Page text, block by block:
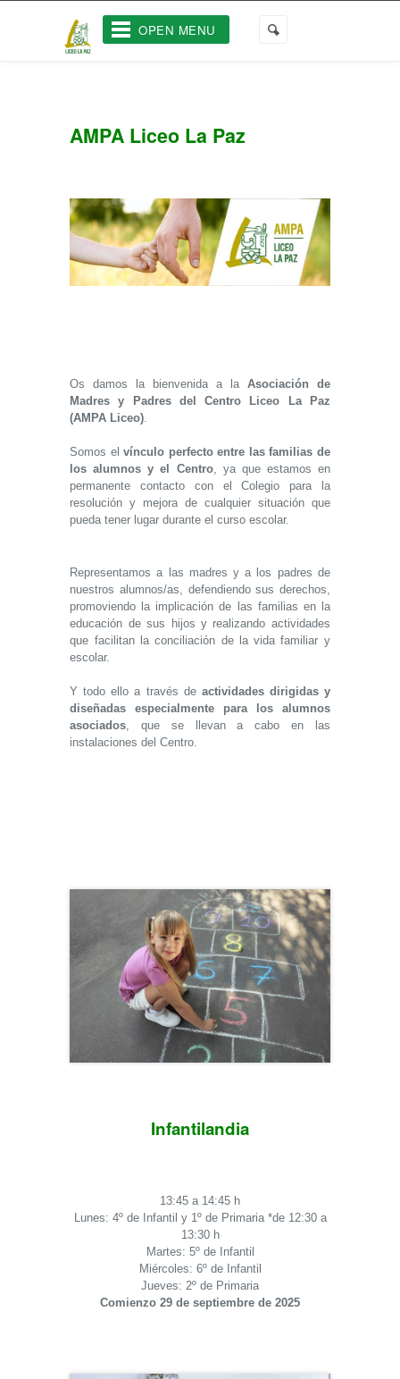
OPEN MENU
AMPA Liceo La Paz
Os damos la bienvenida a la Asociación de
Madres y Padres del Centro Liceo La Paz
(AMPA Liceo)
Somos elvínculo perfecto entre las familias de
los alumnos y el Centro, ya que estamos en
permanente contacto con el Colegio para la
resolución y mejora de cualquier situación que
pueda tener lugar durante el curso escolar.
Representamos a las madres y a los padres de
nuestros alumnos/as, defendiendo sus derechos,
promoviendo la implicación de las familias en la
educación de sus hijos y realizando actividades
que facilitan la conciliación de la vida familiar y
escolar.
Y todo ello a través de actividades dirigidas y
diseñadas especialmente para los alumnos
asociados , que se llevan a cabo en las
instalaciones del Centro.
Infantilandia
13:45 a 14:45 h
Lunes: 4º de Infantil y 1º de Primaria*de 12:30 a
13:30 h
Martes: 5º de Infantil
Miércoles: 6º de Infantil
Jueves: 2º de Primaria
Comienzo 29 de septiembre de 2025